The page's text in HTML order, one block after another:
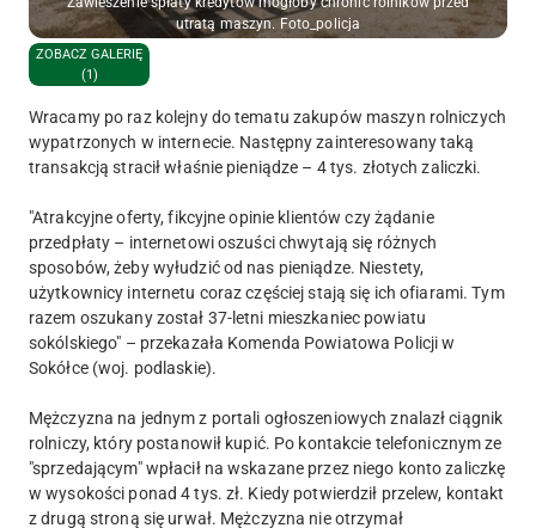
utratą maszyn. Foto_policja
ZOBACZ GALERIĘ
(1)
Wracamy po raz kolejny do tematu zakupów maszyn rolniczych
wypatrzonych w internecie. Następny zainteresowany taką
transakcją stracił właśnie pieniądze – 4 tys. złotych zaliczki.
"Atrakcyjne oferty, fikcyjne opinie klientów czy żądanie
przedpłaty – internetowi oszuści chwytają się różnych
sposobów, żeby wyłudzić od nas pieniądze. Niestety,
użytkownicy internetu coraz częściej stają się ich ofiarami. Tym
razem oszukany został 37-letni mieszkaniec powiatu
sokólskiego" – przekazała Komenda Powiatowa Policji w
Sokółce (woj. podlaskie).
Mężczyzna na jednym z portali ogłoszeniowych znalazł ciągnik
rolniczy, który postanowił kupić. Po kontakcie telefonicznym ze
"sprzedającym" wpłacił na wskazane przez niego konto zaliczkę
w wysokości ponad 4 tys. zł. Kiedy potwierdził przelew, kontakt
z drugą stroną się urwał. Mężczyzna nie otrzymał